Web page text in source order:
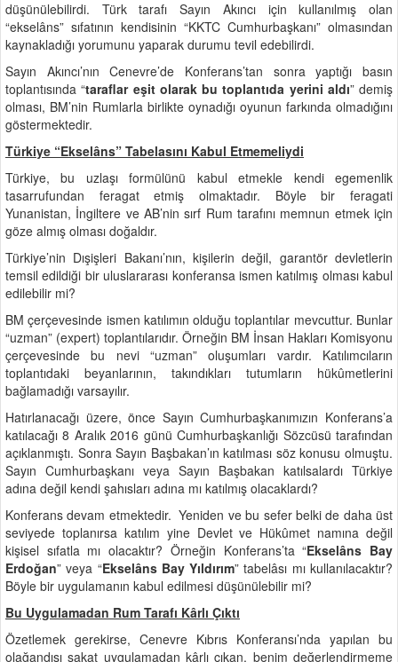
düşünülebilirdi. Türk tarafı Sayın Akıncı için kullanılmış olan
“ekselâns” sıfatının kendisinin “KKTC Cumhurbaşkanı” olmasından
kaynakladığı yorumunu yaparak durumu tevil edebilirdi.
Sayın Akıncı’nın Cenevre’de Konferans’tan sonra yaptığı basın
toplantısında “taraflar eşit olarak bu toplantıda yerini aldı” demiş
olması, BM’nin Rumlarla birlikte oynadığı oyunun farkında olmadığını
göstermektedir.
Türkiye “Ekselâns” Tabelasını Kabul Etmemeliydi
Türkiye, bu uzlaşı formülünü kabul etmekle kendi egemenlik
tasarrufundan feragat etmiş olmaktadır. Böyle bir feragati
Yunanistan, İngiltere ve AB’nin sırf Rum tarafını memnun etmek için
göze almış olması doğaldır.
Türkiye’nin Dışişleri Bakanı’nın, kişilerin değil, garantör devletlerin
temsil edildiği bir uluslararası konferansa ismen katılmış olması kabul
edilebilir mi?
BM çerçevesinde ismen katılımın olduğu toplantılar mevcuttur. Bunlar
“uzman” (expert) toplantılarıdır. Örneğin BM İnsan Hakları Komisyonu
çerçevesinde bu nevi “uzman” oluşumları vardır. Katılımcıların
toplantıdaki beyanlarının, takındıkları tutumların hükûmetlerini
bağlamadığı varsayılır.
Hatırlanacağı üzere, önce Sayın Cumhurbaşkanımızın Konferans’a
katılacağı 8 Aralık 2016 günü Cumhurbaşkanlığı Sözcüsü tarafından
açıklanmıştı. Sonra Sayın Başbakan’ın katılması söz konusu olmuştu.
Sayın Cumhurbaşkanı veya Sayın Başbakan katılsalardı Türkiye
adına değil kendi şahısları adına mı katılmış olacaklardı?
Konferans devam etmektedir. Yeniden ve bu sefer belki de daha üst
seviyede toplanırsa katılım yine Devlet ve Hükûmet namına değil
kişisel sıfatla mı olacaktır? Örneğin Konferans’ta “Ekselâns Bay
Erdoğan” veya “Ekselâns Bay Yıldırım” tabelâsı mı kullanılacaktır?
Böyle bir uygulamanın kabul edilmesi düşünülebilir mi?
Bu Uygulamadan Rum Tarafı Kârlı Çıktı
Özetlemek gerekirse, Cenevre Kıbrıs Konferansı’nda yapılan bu
olağandışı sakat uygulamadan kârlı çıkan, benim değerlendirmeme